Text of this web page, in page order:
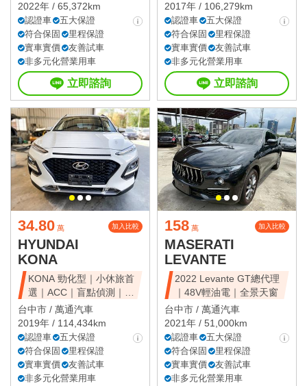
2022年 / 65,372km
認證車
五大保證
符合保固
里程保證
實車實價
友善試車
非多元化營業用車
立即諮詢
2017年 / 106,279km
認證車
五大保證
符合保固
里程保證
實車實價
友善試車
非多元化營業用車
立即諮詢
34.80 萬 加入比較
HYUNDAI
KONA
KONA 勁化型｜小休旅首
選｜ACC｜盲點偵測｜省
油好開
台中市 / 萬通汽車
2019年 / 114,434km
認證車
五大保證
符合保固
里程保證
實車實價
友善試車
非多元化營業用車
158 萬 加入比較
MASERATI
LEVANTE
2022 Levante GT總代理
｜48V輕油電｜全景天窗
台中市 / 萬通汽車
2021年 / 51,000km
認證車
五大保證
符合保固
里程保證
實車實價
友善試車
非多元化營業用車